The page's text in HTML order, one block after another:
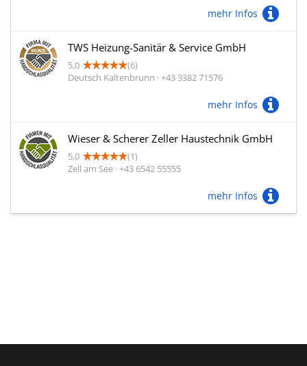
mehr Infos
TWS Heizung-Sanitär & Service GmbH
5,0
(6)
Deutsch Kaltenbrunn · +43 3382 71576
mehr Infos
Wieser & Scherer Zeller Haustechnik GmbH
5,0
(1)
Zell am See · +43 6542 55555
mehr Infos